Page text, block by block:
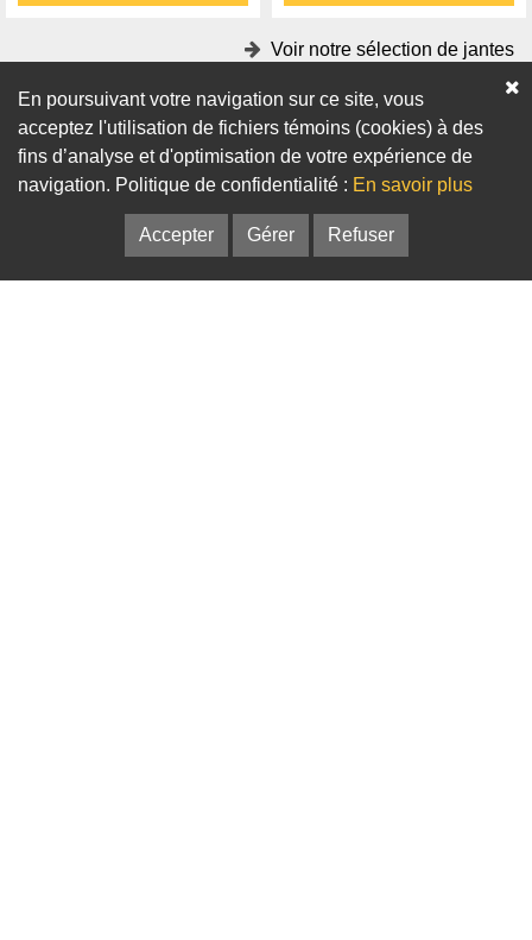
Voir notre sélection de jantes
Accessoires
Adaptateurs Bagues de centrage
En poursuivant votre navigation sur ce site, vous
acceptez l'utilisation de fichiers témoins (cookies) à des
fins d’analyse et d'optimisation de votre expérience de
navigation. Politique de confidentialité : En savoir plus
Accepter Gérer Refuser